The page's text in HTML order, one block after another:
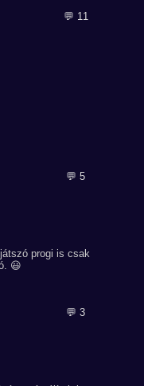
💬 11
💬 5
progi is csak
😃
💬 3